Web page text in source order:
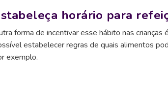
horário para
forma de incentivar esse hábito nas
estabelecer regras de quais alimentos
exemplo.